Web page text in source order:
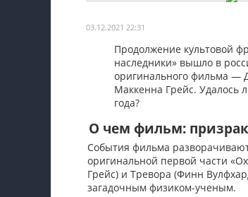
Мои материалы
Мои места
Моя личная афиша
Перечитать
03.12.2021 22:31
Продолжение культовой
наследники» вышло в
оригинального фильма —
Маккенна Грейс. Удалось
года?
О чем фильм:
События фильма
оригинальной первой части
Грейс) и Тревора (Финн
загадочным физиком-ученым.